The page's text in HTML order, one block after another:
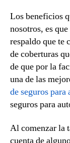
Los beneficios
nosotros, es
respaldo que te
de coberturas
de que por la
una de las
de seguros para
seguros para
Al comenzar la